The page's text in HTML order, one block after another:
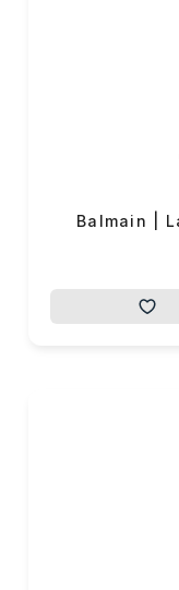
Balmain |
Məhsul(lar)
Sifarişin